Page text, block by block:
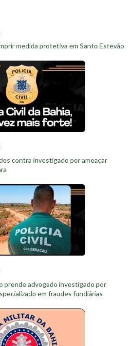
medida protetiva em Santo Estevão
contra investigado por ameaçar
prende advogado investigado por
em fraudes fundiárias